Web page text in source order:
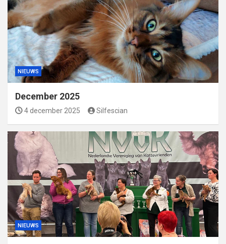
NIEUWS
December 2025
4 december 2025 Silfescian
NIEUWS